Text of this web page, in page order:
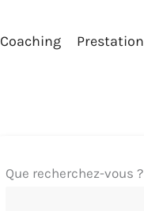
Coaching Prestation
Que recherchez-vous ?